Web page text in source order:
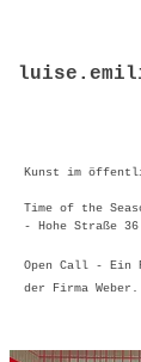
Kunst im
Time of the
- Hohe Straße
Open Call - Ein
der Firma Weber.